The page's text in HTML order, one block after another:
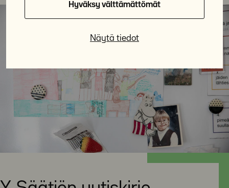
Hyväksy välttämättömät
Näytä tiedot